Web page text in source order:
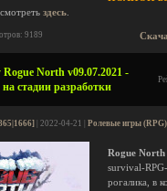
здесь
9189
North v09.07.2021 -
на стадии разработки
| 2022-04-21 | Ролевые игры
Rogue North
survival-
рогалика, в